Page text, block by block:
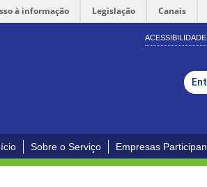
à informação Legislação Canais
ACESSIBILIDADE
Sobre o Serviço Empresas